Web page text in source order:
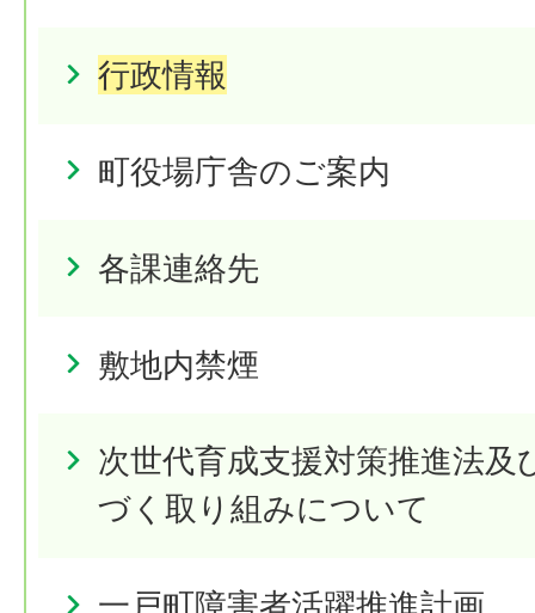
行政情報
町役場庁舎のご案内
各課連絡先
敷地内禁煙
次世代育成支援対策推進法及
づく取り組みについて